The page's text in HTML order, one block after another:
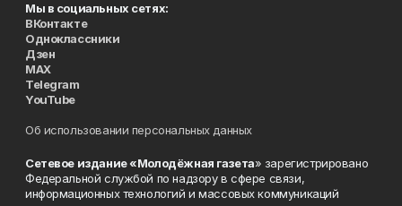
Мы в социальных сетях:
ВКонтакте
Одноклассники
Дзен
MAX
Telegram
YouTube
Об использовании персональных данных
Сетевое издание «Молодёжная газета» зарегистрировано
Федеральной службой по надзору в сфере связи,
информационных технологий и массовых коммуникаций